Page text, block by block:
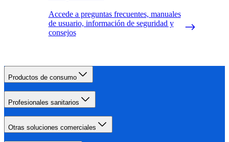
Accede a preguntas frecuentes, manuales
de usuario, información de seguridad y
consejos
Productos de consumo
Profesionales sanitarios
Otras soluciones comerciales